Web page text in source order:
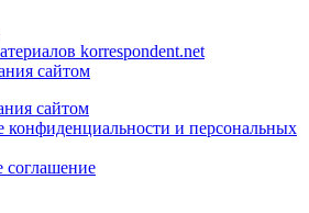
korrespondent.net
сайтом
сайтом
конфиденциальности и персональных
соглашение